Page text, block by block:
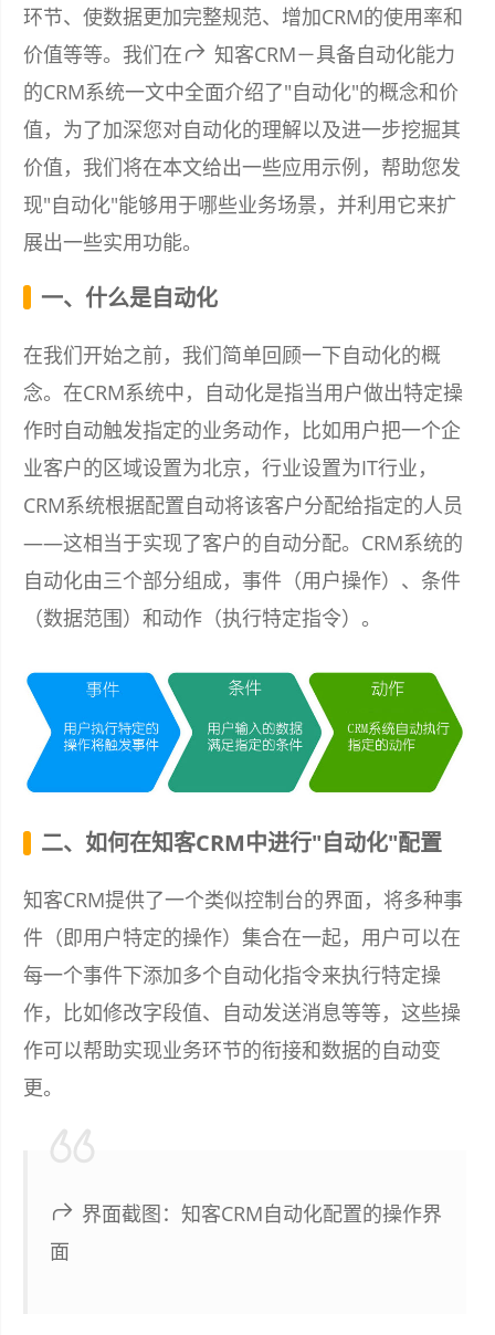
环节、使数据更加完整规范、增加CRM的使用率和
价值等等。我们在
知客CRM－具备自动化能力
的CRM系统一文中全面介绍了"自动化"的概念和价
值，为了加深您对自动化的理解以及进一步挖掘其
价值，我们将在本文给出一些应用示例，帮助您发
现"自动化"能够用于哪些业务场景，并利用它来扩
展出一些实用功能。
一、什么是自动化
在我们开始之前，我们简单回顾一下自动化的概
念。在CRM系统中，自动化是指当用户做出特定操
作时自动触发指定的业务动作，比如用户把一个企
业客户的区域设置为北京，行业设置为IT行业，
CRM系统根据配置自动将该客户分配给指定的人员
——这相当于实现了客户的自动分配。CRM系统的
自动化由三个部分组成，事件（用户操作）、条件
（数据范围）和动作（执行特定指令）。
二、如何在知客CRM中进行"自动化"配置
知客CRM提供了一个类似控制台的界面，将多种事
件（即用户特定的操作）集合在一起，用户可以在
每一个事件下添加多个自动化指令来执行特定操
作，比如修改字段值、自动发送消息等等，这些操
作可以帮助实现业务环节的衔接和数据的自动变
更。
界面截图：知客CRM自动化配置的操作界
面